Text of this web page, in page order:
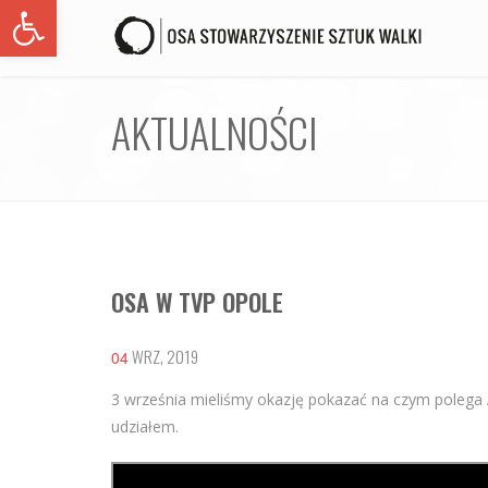
AKTUALNOŚCI
OSA W TVP OPOLE
04WRZ, 2019
3 września mieliśmy okazję pokazać na czym
udziałem.